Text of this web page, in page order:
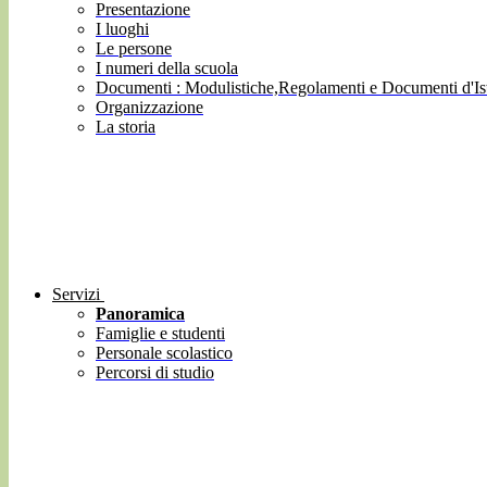
Presentazione
I luoghi
Le persone
I numeri della scuola
Documenti : Modulistiche,Regolamenti e Documenti
Organizzazione
La storia
Servizi
Panoramica
Famiglie e studenti
Personale scolastico
Percorsi di studio